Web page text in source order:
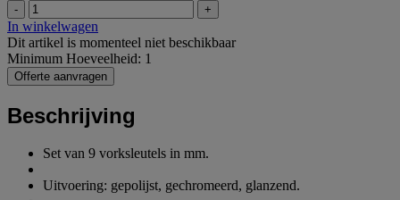
- +
In winkelwagen
Dit artikel is momenteel niet beschikbaar
Minimum Hoeveelheid: 1
Offerte aanvragen
Beschrijving
Set van 9 vorksleutels in mm.
Uitvoering: gepolijst, gechromeerd, glanzend.